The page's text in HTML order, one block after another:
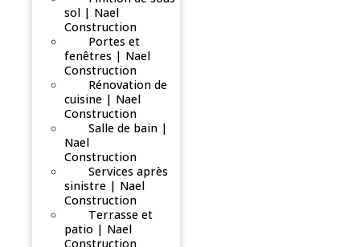
sol | Nael
Construction
Portes et
fenêtres | Nael
Construction
Rénovation de
cuisine | Nael
Construction
Salle de bain |
Nael
Construction
Services après
sinistre | Nael
Construction
Terrasse et
patio | Nael
Construction